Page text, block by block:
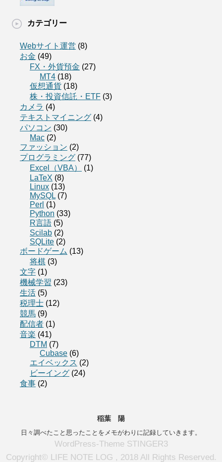
カテゴリー
Webサイト運営 (8)
お金 (49)
FX・外貨預金 (27)
MT4 (18)
仮想通貨 (18)
株・投資信託・ETF (3)
カメラ (4)
テキストマイニング (4)
パソコン (30)
Mac (2)
ファッション (2)
プログラミング (77)
Excel（VBA）
(1)
LaTeX (8)
Linux (13)
MySQL (7)
Perl (1)
Python (33)
R言語 (5)
Scilab (2)
SQLite (2)
ボードゲーム (13)
将棋 (3)
文字 (1)
機械学習 (23)
生活 (5)
税理士 (12)
競馬 (9)
配信者 (1)
音楽 (41)
DTM (7)
Cubase (6)
エイベックス (2)
ビーイング (24)
食事 (2)
稲葉 陽
日々調べたこと思ったことをメモがわりに記録していきます。
WordPress-Theme STINGER3
Copyright© LIFE NOTE LOG , 2018 All Rights Reserved.